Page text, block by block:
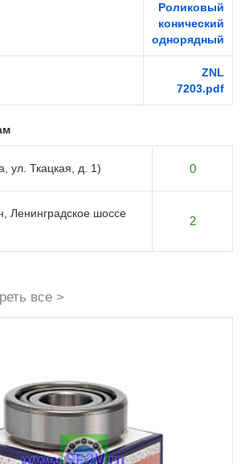
Роликовый
конический
однорядный
ZNL
7203.pdf
ул. Ткацкая, д. 1) 0
Ленинградское шоссе
2
все >